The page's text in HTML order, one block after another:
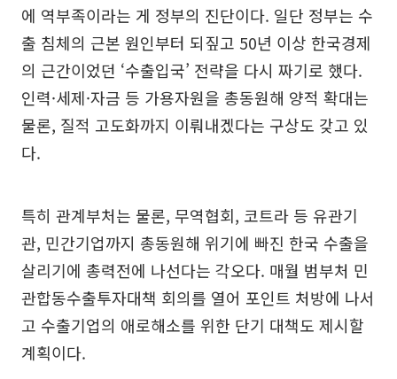
에 역부족이라는 게 정부의 진단이다. 일단 정부는 수
출 침체의 근본 원인부터 되짚고 50년 이상 한국경제
의 근간이었던 ‘수출입국’ 전략을 다시 짜기로 했다.
인력·세제·자금 등 가용자원을 총동원해 양적 확대는
물론, 질적 고도화까지 이뤄내겠다는 구상도 갖고 있
다.
특히 관계부처는 물론, 무역협회, 코트라 등 유관기
관, 민간기업까지 총동원해 위기에 빠진 한국 수출을
살리기에 총력전에 나선다는 각오다. 매월 범부처 민
관합동수출투자대책 회의를 열어 포인트 처방에 나서
고 수출기업의 애로해소를 위한 단기 대책도 제시할
계획이다.